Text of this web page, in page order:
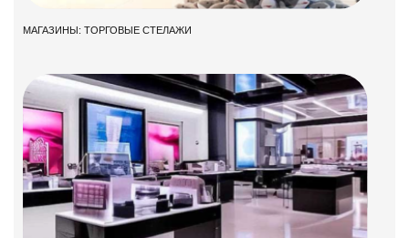
МАГАЗИНЫ: ТОРГОВЫЕ СТЕЛАЖИ